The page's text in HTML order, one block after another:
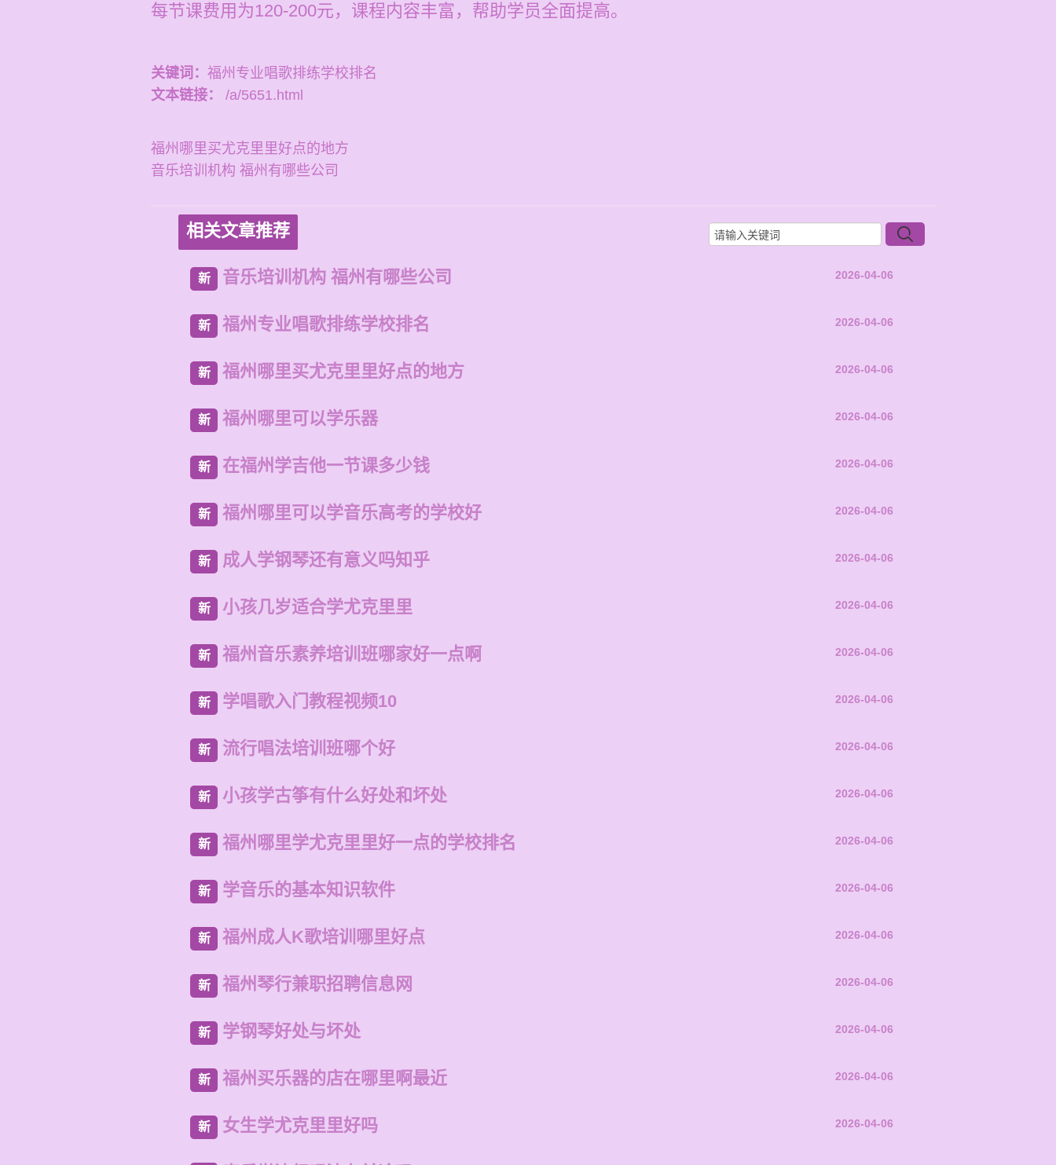
每节课费用为120-200元，课程内容丰富，帮助学员全面提高。
关键词： 福州专业唱歌排练学校排名
文本链接：
/a/5651.html
福州哪里买尤克里里好点的地方
音乐培训机构 福州有哪些公司
相关文章推荐
新 音乐培训机构 福州有哪些公司 2026-04-06
新 福州专业唱歌排练学校排名 2026-04-06
新 福州哪里买尤克里里好点的地方 2026-04-06
新 福州哪里可以学乐器 2026-04-06
新 在福州学吉他一节课多少钱 2026-04-06
新 福州哪里可以学音乐高考的学校好 2026-04-06
新 成人学钢琴还有意义吗知乎 2026-04-06
新 小孩几岁适合学尤克里里 2026-04-06
新 福州音乐素养培训班哪家好一点啊 2026-04-06
新 学唱歌入门教程视频10 2026-04-06
新 流行唱法培训班哪个好 2026-04-06
新 小孩学古筝有什么好处和坏处 2026-04-06
新 福州哪里学尤克里里好一点的学校排名 2026-04-06
新 学音乐的基本知识软件 2026-04-06
新 福州成人K歌培训哪里好点 2026-04-06
新 福州琴行兼职招聘信息网 2026-04-06
新 学钢琴好处与坏处 2026-04-06
新 福州买乐器的店在哪里啊最近 2026-04-06
新 女生学尤克里里好吗 2026-04-06